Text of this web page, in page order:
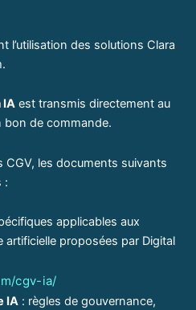
l’utilisation des solutions Clara
IA est transmis directement au
bon de commande.
CGV, les documents suivants
:
applicables aux
artificielle proposées par Digital
cgv-ia/
IA: règles de gouvernance,